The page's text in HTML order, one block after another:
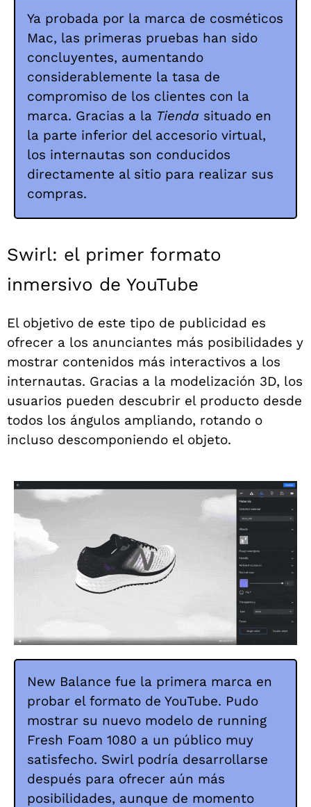
Ya probada por la marca de cosméticos
Mac, las primeras pruebas han sido
concluyentes, aumentando
considerablemente la tasa de
compromiso de los clientes con la
marca. Gracias a la Tienda situado en
la parte inferior del accesorio virtual,
los internautas son conducidos
directamente al sitio para realizar sus
compras.
Swirl: el primer formato
inmersivo de YouTube
El objetivo de este tipo de publicidad es
ofrecer a los anunciantes más posibilidades y
mostrar contenidos más interactivos a los
internautas. Gracias a la modelización 3D, los
usuarios pueden descubrir el producto desde
todos los ángulos ampliando, rotando o
incluso descomponiendo el objeto.
New Balance fue la primera marca en
probar el formato de YouTube. Pudo
mostrar su nuevo modelo de running
Fresh Foam 1080 a un público muy
satisfecho. Swirl podría desarrollarse
después para ofrecer aún más
posibilidades, aunque de momento